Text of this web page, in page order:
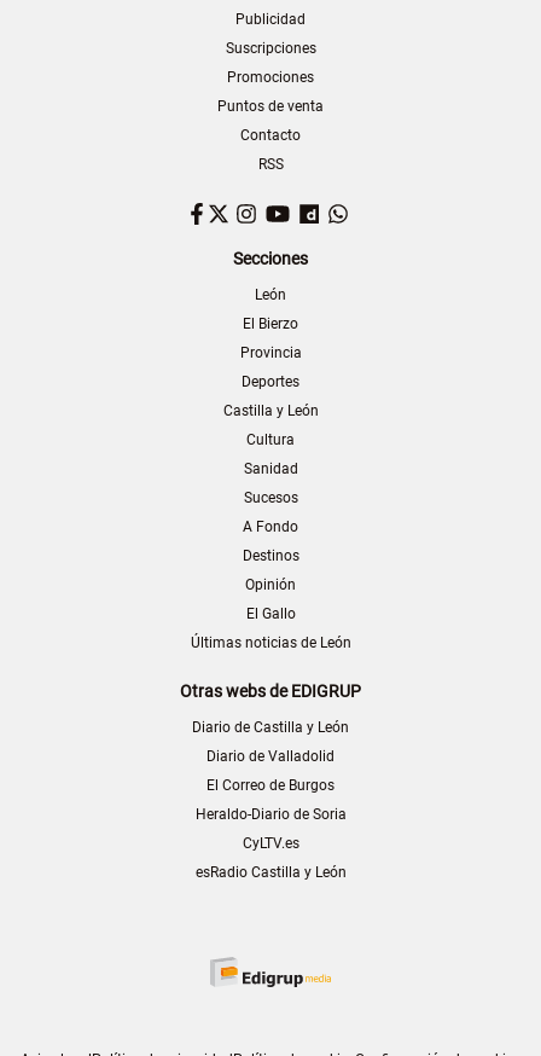
Publicidad
Suscripciones
Promociones
Puntos de venta
Contacto
RSS
Facebook
TwitterInstagram
YouTubeDailymotion
Secciones
León
El Bierzo
Provincia
Deportes
Castilla y León
Cultura
Sanidad
Sucesos
A Fondo
Destinos
Opinión
El Gallo
Últimas noticias de León
Otras webs de EDIGRUP
Diario de Castilla y León
Diario de Valladolid
El Correo de Burgos
Heraldo-Diario de Soria
CyLTV.es
esRadio Castilla y León